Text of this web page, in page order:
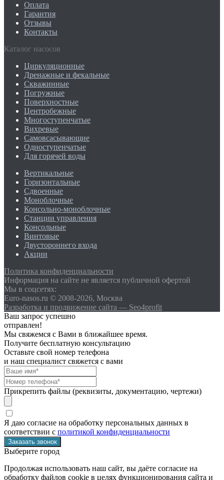
Оплата
Гарантия
Отзывы
Контакты
Каталог насосов
Циркуляционные
Дренажные и фекальные
Скважинные
Погружные
Поверхностные
Центробежные
Многоступенчатые
Вихревые
Самовсасывающие
Одноступенчатые
Для горячей воды
Вертикальные
Горизонтальные
Сдвоенные
Моноблочные
Консольно-моноблочные
Станции управления
Консольные
Винтовые
Двустороннего входа
Акции
Политика конфиденциальности
Информация на сайте не является публичной офертой
Мы в соцсетях:
Euro-nasos.ru © 2008-2026, Москва
Разработка и продвижение сайта — Seo4profit
Ваш запрос успешно
отправлен!
Мы свяжемся с Вами в ближайшее время.
Получите бесплатную консультацию
Оставьте свой номер телефона
и наш специалист свяжется с вами
Прикрепить файлы (реквизиты, документацию, чертежи)
Я даю согласие на обработку персональных данных в
соответствии с политикой конфиденциальности
Выберите город
Продолжая использовать наш сайт, вы даёте согласие на
обработку файлов cookie в целях функционирования сайта и